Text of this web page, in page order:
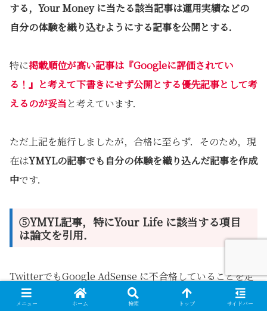
する，Your Money に当たる該当記事は運用実績などの
自分の体験を織り込むようにする記事を公開とする．
特に掲載順位が高い記事は『Googleに評価されてい
る！』と考えて下書きにせず公開とする優先記事として考
えるのが妥当と考えています．
ただ上記を施行しましたが，合格に至らず．そのため，現
在はYMYLの記事でも自分の体験を織り込んだ記事を作成
中です．
⑤YMYL記事，特にYour Life に該当する項目
は論文を引用．
TwitterでもGoogle AdSense に不合格していることを定
期的に発信しています．こちらで様々なアドバイスをいた
メニュー ホーム 検索 トップ サイドバー